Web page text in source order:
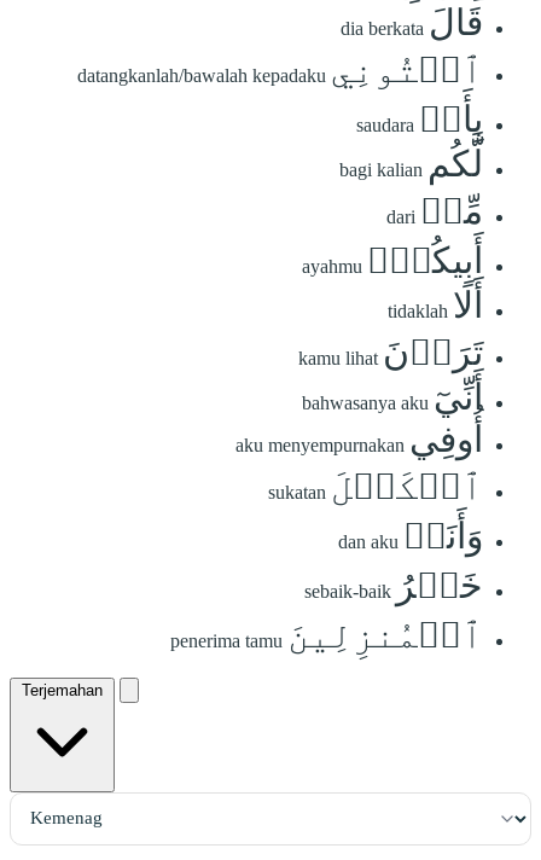
قَالَ dia berkata
ٱئۡتُونِي datangkanlah/bawalah kepadaku
بِأَخٖ saudara
لَّكُم bagi kalian
مِّنۡ dari
أَبِيكُمۡۚ ayahmu
أَلَا tidaklah
تَرَوۡنَ kamu lihat
أَنِّيٓ bahwasanya aku
أُوفِي aku menyempurnakan
ٱلۡكَيۡلَ sukatan
وَأَنَا۠ dan aku
خَيۡرُ sebaik-baik
ٱلۡمُنزِلِينَ penerima tamu
Terjemahan